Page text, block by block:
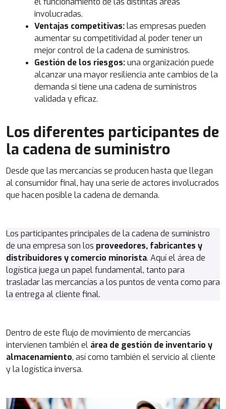
involucradas.
Ventajas competitivas:las empresas pueden
aumentar su competitividad al poder tener un
mejor control de la cadena de suministros.
Gestión de los riesgos:una organización puede
alcanzar una mayor resiliencia ante cambios de la
demanda si tiene una cadena de suministros
validada y eficaz.
Los diferentes participantes de
la cadena de suministro
Desde que las mercancías se producen hasta que llegan
al consumidor final, hay una serie de actores involucrados
que hacen posible la cadena de demanda.
Los participantes principales de la cadena de suministro
de una empresa son los proveedores, fabricantes y
distribuidores y comercio minorista. Aquí el área de
logística juega un papel fundamental, tanto para
trasladar las mercancías a los puntos de venta como para
la entrega al cliente final.
Dentro de este flujo de movimiento de mercancías
intervienen también el área de gestión de inventario y
almacenamiento, así como también el servicio al cliente
y la logística inversa.